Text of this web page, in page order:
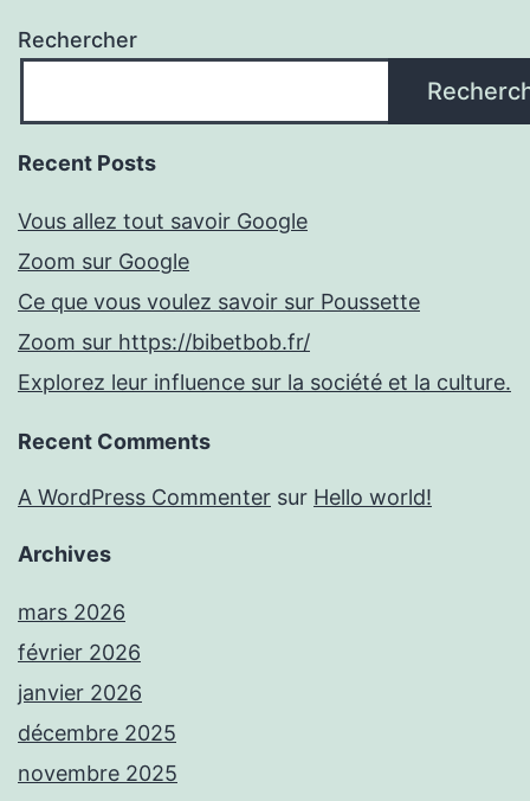
Rechercher
Recent Posts
Vous allez tout savoir Google
Zoom sur Google
Ce que vous voulez savoir sur Poussette
Zoom sur https://bibetbob.fr/
Explorez leur influence sur la société et la culture.
Recent Comments
A WordPress Commenter sur Hello world!
Archives
mars 2026
février 2026
janvier 2026
décembre 2025
novembre 2025